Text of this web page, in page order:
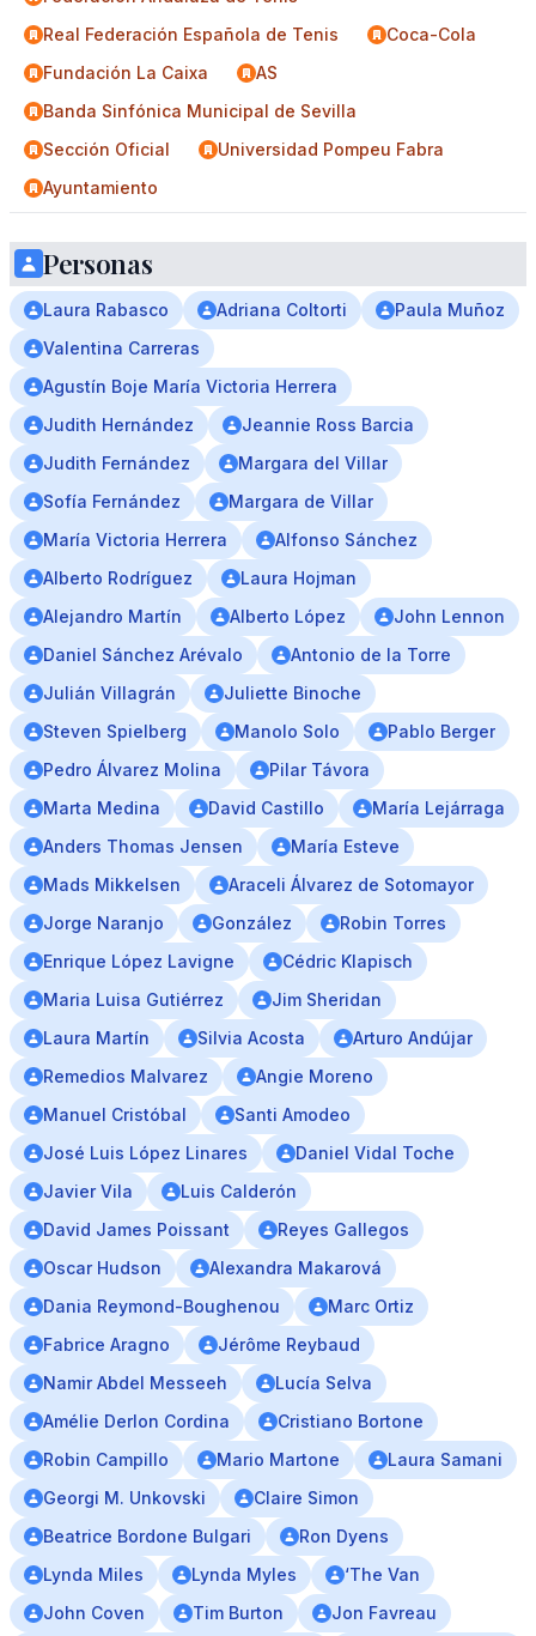
Real Federación Española de Tenis
Coca-Cola
Fundación La Caixa
AS
Banda Sinfónica Municipal de Sevilla
Sección Oficial
Universidad Pompeu Fabra
Ayuntamiento
Personas
Laura Rabasco Adriana Coltorti
Paula Muñoz
Valentina Carreras
Agustín Boje María Victoria Herrera
Judith Hernández
Jeannie Ross Barcia
Judith Fernández
Margara del Villar
Sofía Fernández
Margara de Villar
María Victoria Herrera
Alfonso Sánchez
Alberto Rodríguez
Laura Hojman
Alejandro Martín
Alberto López
John Lennon
Daniel Sánchez Arévalo
Antonio de la Torre
Julián Villagrán
Juliette Binoche
Steven Spielberg
Manolo Solo
Pablo Berger
Pedro Álvarez Molina
Pilar Távora
Marta Medina
David Castillo
María Lejárraga
Anders Thomas Jensen
María Esteve
Mads Mikkelsen
Araceli Álvarez de Sotomayor
Jorge Naranjo
González
Robin Torres
Enrique López Lavigne
Cédric Klapisch
Maria Luisa Gutiérrez
Jim Sheridan
Laura Martín
Silvia Acosta
Arturo Andújar
Remedios Malvarez
Angie Moreno
Manuel Cristóbal
Santi Amodeo
José Luis López Linares
Daniel Vidal Toche
Javier Vila
Luis Calderón
David James Poissant
Reyes Gallegos
Oscar Hudson
Alexandra Makarová
Dania Reymond-Boughenou
Marc Ortiz
Fabrice Aragno
Jérôme Reybaud
Namir Abdel Messeeh
Lucía Selva
Amélie Derlon Cordina
Cristiano Bortone
Robin Campillo
Mario Martone
Laura Samani
Georgi M. Unkovski
Claire Simon
Beatrice Bordone Bulgari
Ron Dyens
Lynda Miles
Lynda Myles
‘The Van
John Coven
Tim Burton
Jon Favreau